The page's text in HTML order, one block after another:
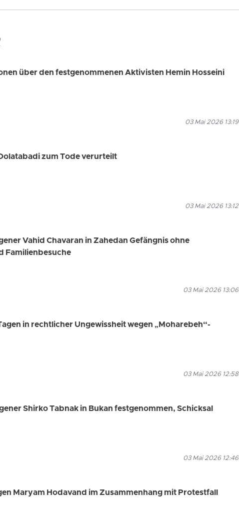
über den festgenommenen Aktivisten Hemin Hosseini
03 Mai 2026 13:19
zum Tode verurteilt
03 Mai 2026 13:12
Vahid Chavaran in Zahedan Gefängnis ohne
Familienbesuche
03 Mai 2026 13:06
in rechtlicher Ungewissheit wegen „Moharebeh“-
03 Mai 2026 12:58
Shirko Tabnak in Bukan festgenommen, Schicksal
03 Mai 2026 12:46
Maryam Hodavand im Zusammenhang mit Protestfall